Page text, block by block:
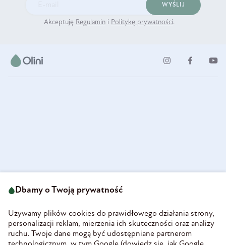
WYŚLIJ
Akceptuję Regulamin i Politykę prywatności.
58-160 Świebodzice
REGON 890213034
INFORMACJE
Dbamy o Twoją prywatność
Używamy plików cookies do prawidłowego działania strony,
personalizacji reklam, mierzenia ich skuteczności oraz analizy
ruchu. Twoje dane mogą być udostępniane partnerom